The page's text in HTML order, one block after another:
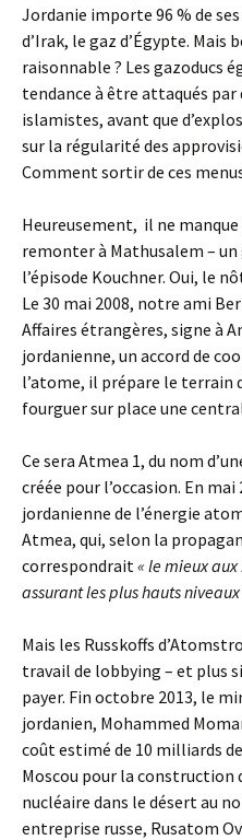
Jordanie importe 96 % de
d’Irak, le gaz d’Égypte. Mais
raisonnable ? Les gazoducs
tendance à être attaqués
islamistes, avant que
sur la régularité des
Comment sortir de ces
Heureusement, il ne manque
remonter à Mathusalem –
l’épisode Kouchner. Oui, le
Le 30 mai 2008, notre ami
Affaires étrangères, signe à
jordanienne, un accord de
l’atome, il prépare le terrain
fourguer sur place une
Ce sera Atmea 1, du nom
créée pour l’occasion. En
jordanienne de l’énergie
Atmea, qui, selon la
correspondrait« le mieux
assurant les plus hauts
Mais les Russkoffs
travail de lobbying – et plus
payer. Fin octobre 2013, le
jordanien, Mohammed
coût estimé de 10 milliards
Moscou pour la
nucléaire dans le désert au
entreprise russe, Rusatom